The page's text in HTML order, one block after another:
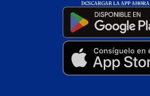
DESCARGAR LA APP AHORA